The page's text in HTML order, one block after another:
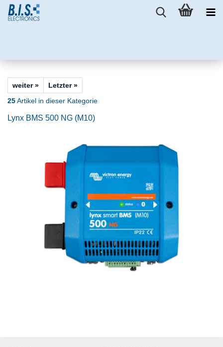
weiter »
Letzter »
25Artikel in dieser Kategorie
Lynx BMS 500 NG (M10)